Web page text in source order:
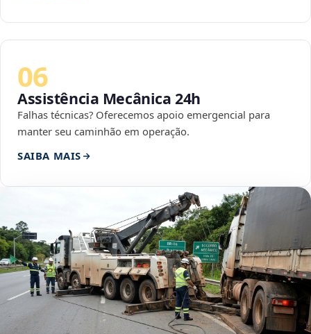
06
Assistência Mecânica 24h
Falhas técnicas? Oferecemos apoio emergencial para
manter seu caminhão em operação.
SAIBA MAIS